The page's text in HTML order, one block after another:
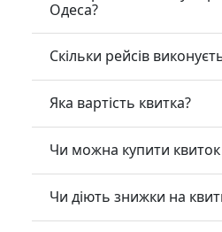
Одеса?
Скільки рейсів
Яка вартість квитка?
Чи можна купити
Чи діють знижки на